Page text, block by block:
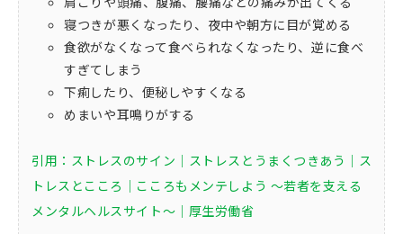
寝つきが悪くなったり、夜中や朝方に目が覚める
食欲がなくなって食べられなくなったり、逆に食べ
すぎてしまう
下痢したり、便秘しやすくなる
めまいや耳鳴りがする
引用：ストレスのサイン｜ストレスとうまくつきあう｜ス
トレスとこころ｜こころもメンテしよう ～若者を支える
メンタルヘルスサイト～｜厚生労働省